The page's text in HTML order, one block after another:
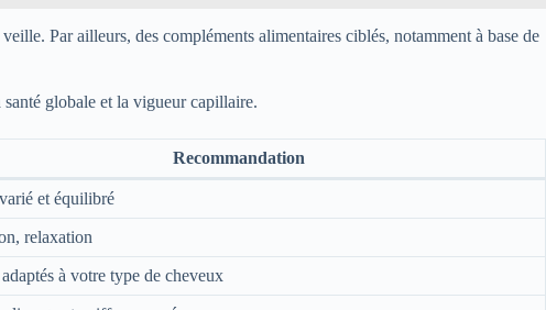
Par ailleurs, des compléments alimentaires ciblés, notamment à base de
globale et la vigueur capillaire.
Recommandation
et équilibré
relaxation
à votre type de cheveux